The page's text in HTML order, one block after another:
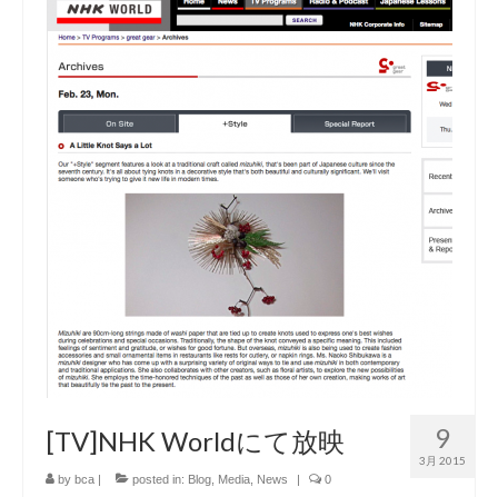
9
3月 2015
[TV]NHK Worldにて放映
by bca | posted in: Blog Media News | 0